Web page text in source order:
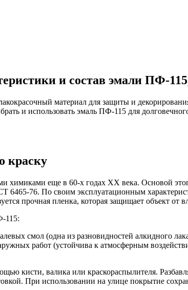
и состав эмали ПФ-
материал для защиты и декорирования
и использовать эмаль ПФ-115 для
краску
химиками еще в 60-х годах XX века. Основой
76. По своим эксплуатационным
прочная пленка, которая защищает объект от
115:
смол (одна из разновидностей алкидного
работ (устойчива к атмосферным
кисти, валика или краскораспылителя.
При использовании на улице покрытие